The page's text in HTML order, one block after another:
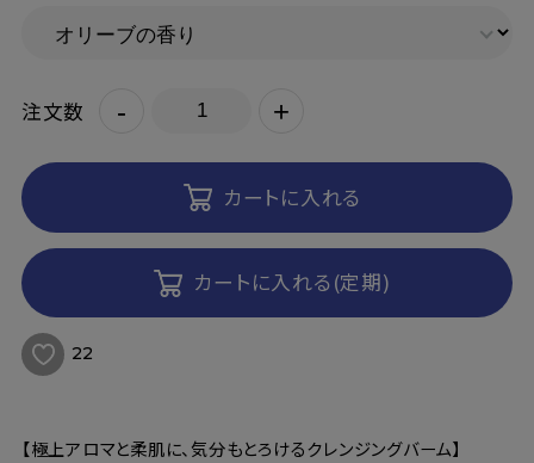
注文数 - +
カートに入れる
カートに入れる(定期)
22
【極上アロマと柔肌に、気分もとろけるクレンジングバーム】